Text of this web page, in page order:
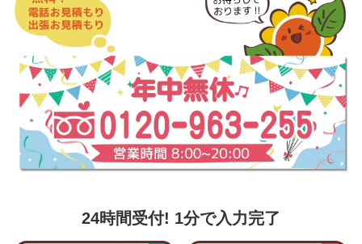
24時間受付! 1分で入力完了